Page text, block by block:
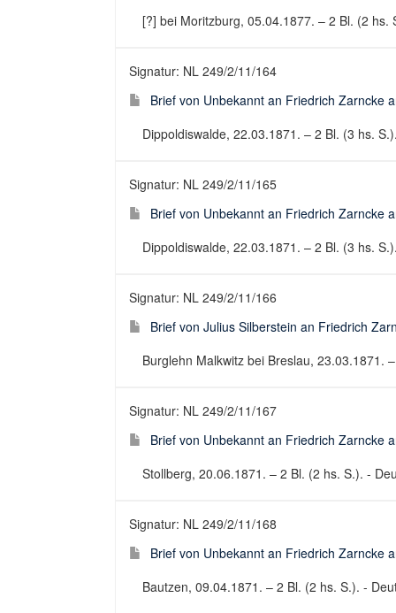
[?] bei Moritzburg, 05.04.1877. – 2 Bl. (2 hs.
Signatur: NL 249/2/11/164
Brief von Unbekannt an Friedrich Zarncke
Dippoldiswalde, 22.03.1871. – 2 Bl. (3 hs.
Signatur: NL 249/2/11/165
Brief von Unbekannt an Friedrich Zarncke
Dippoldiswalde, 22.03.1871. – 2 Bl. (3 hs.
Signatur: NL 249/2/11/166
Brief von Julius Silberstein an Friedrich
Burglehn Malkwitz bei Breslau, 23.03.1871.
Signatur: NL 249/2/11/167
Brief von Unbekannt an Friedrich Zarncke
Stollberg, 20.06.1871. – 2 Bl. (2 hs. S.). -
Signatur: NL 249/2/11/168
Brief von Unbekannt an Friedrich Zarncke
Bautzen, 09.04.1871. – 2 Bl. (2 hs. S.). -